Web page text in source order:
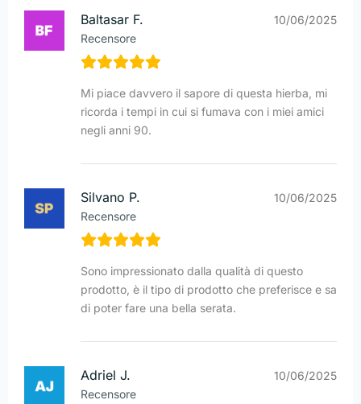
Baltasar F.
Recensore
10/06/2025
Mi piace davvero il sapore di questa hierba, mi
ricorda i tempi in cui si fumava con i miei amici
negli anni 90.
Silvano P.
Recensore
10/06/2025
Sono impressionato dalla qualità di questo
prodotto, è il tipo di prodotto che preferisce e sa
di poter fare una bella serata.
Adriel J.
Recensore
10/06/2025